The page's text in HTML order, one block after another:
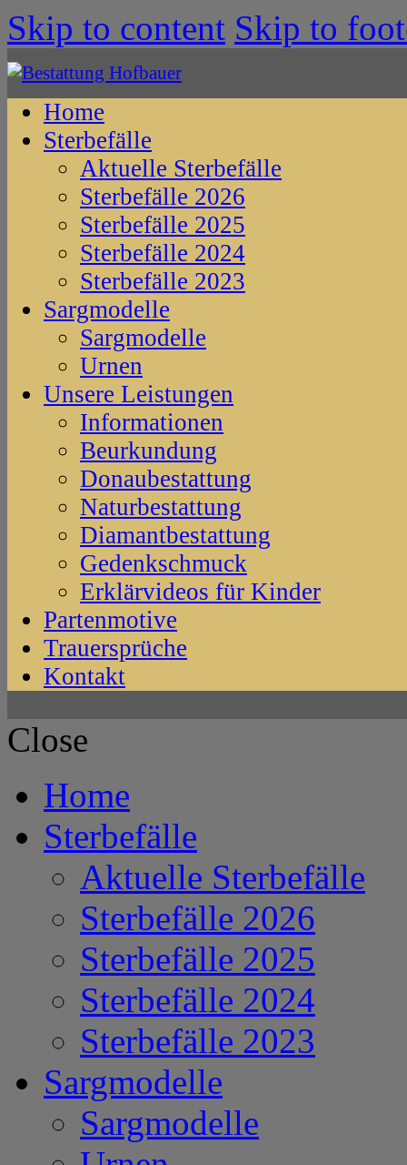
Skip to content Skip to
Home
Sterbefälle
Aktuelle Sterbefälle
Sterbefälle 2026
Sterbefälle 2025
Sterbefälle 2024
Sterbefälle 2023
Sargmodelle
Sargmodelle
Urnen
Unsere Leistungen
Informationen
Beurkundung
Donaubestattung
Naturbestattung
Diamantbestattung
Gedenkschmuck
Erklärvideos für Kinder
Partenmotive
Trauersprüche
Kontakt
Close
Home
Sterbefälle
Aktuelle Sterbefälle
Sterbefälle 2026
Sterbefälle 2025
Sterbefälle 2024
Sterbefälle 2023
Sargmodelle
Sargmodelle